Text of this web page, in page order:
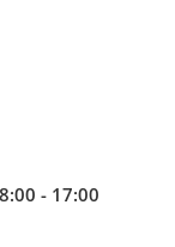
- 17:00